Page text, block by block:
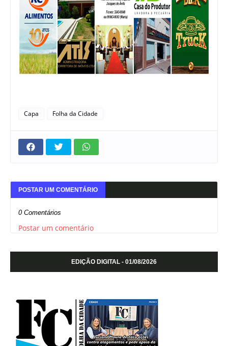
Capa Folha da Cidade
POSTAR UM COMENTÁRIO
0 Comentários
Postar um comentário
EDIÇÃO DIGITAL - 01/08/2026